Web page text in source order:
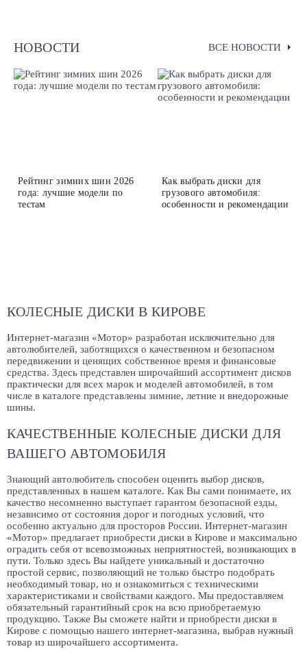
НОВОСТИ ВСЕ НОВОСТИ
Рейтинг зимних шин 2026
года: лучшие модели по
тестам
Как выбрать диски для
грузового автомобиля:
особенности и рекомендации
КОЛЕСНЫЕ ДИСКИ В КИРОВЕ
Интернет-магазин «Мотор» разработан исключительно для
автолюбителей, заботящихся о качественном и безопасном
передвижении и ценящих собственное время и финансовые
средства. Здесь представлен широчайший ассортимент дисков
практически для всех марок и моделей автомобилей, в том
числе в каталоге представлены зимние, летние и внедорожные
шины.
КАЧЕСТВЕННЫЕ КОЛЕСНЫЕ ДИСКИ ДЛЯ
ВАШЕГО АВТОМОБИЛЯ
Знающий автолюбитель способен оценить выбор дисков,
представленных в нашем каталоге. Как Вы сами понимаете, их
качество несомненно выступает гарантом безопасной езды,
независимо от состояния дорог и погодных условий, что
особенно актуально для просторов России. Интернет-магазин
«Мотор» предлагает приобрести диски в Кирове и максимально
оградить себя от всевозможных неприятностей, возникающих в
пути. Только здесь Вы найдете уникальный и достаточно
простой сервис, позволяющий не только быстро подобрать
необходимый товар, но и ознакомиться с техническими
характеристиками и свойствами каждого. Мы предоставляем
обязательный гарантийный срок на всю приобретаемую
продукцию. Также Вы сможете найти и приобрести диски в
Кирове с помощью нашего интернет-магазина, выбрав нужный
товар из широчайшего ассортимента.